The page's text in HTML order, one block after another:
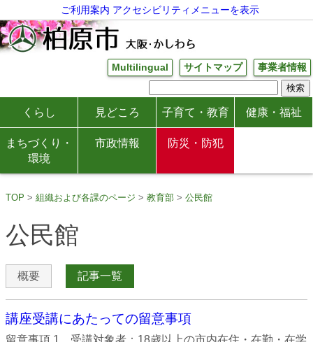
ご利用案内 アクセシビリティメニューを表示
Multilingual サイトマップ 事業者情報
くらし 見どころ 子育て・教育 健康・福祉
まちづくり・
環境
市政情報 防災・防犯
TOP 組織および各課のページ 教育部 公民館
公民館
概要 記事一覧
講座受講にあたっての留意事項
留意事項 1．受講対象者：18歳以上の市内在住・在勤・在学